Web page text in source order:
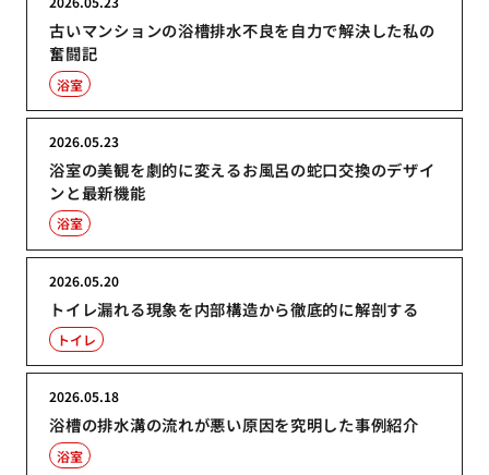
古いマンションの浴槽排水不良を自力で解決した私の
奮闘記
浴室
浴室の美観を劇的に変えるお風呂の蛇口交換のデザイ
ンと最新機能
2026.05.23
浴室
トイレ漏れる現象を内部構造から徹底的に解剖する
2026.05.20
トイレ
浴槽の排水溝の流れが悪い原因を究明した事例紹介
2026.05.18
浴室